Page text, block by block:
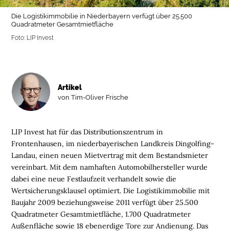
Die Logistikimmobilie in Niederbayern verfügt über 25.500
Quadratmeter Gesamtmietfläche
Foto: LIP Invest
LIP Invest hat für das Distributionszentrum in
Frontenhausen, im niederbayerischen Landkreis Dingolfing-
Landau, einen neuen Mietvertrag mit dem Bestandsmieter
vereinbart. Mit dem namhaften Automobilhersteller wurde
dabei eine neue Festlaufzeit verhandelt sowie die
Wertsicherungsklausel optimiert. Die Logistikimmobilie mit
Baujahr 2009 beziehungsweise 2011 verfügt über 25.500
Quadratmeter Gesamtmietfläche, 1.700 Quadratmeter
Außenfläche sowie 18 ebenerdige Tore zur Andienung. Das
Artikel
von Tim-Oliver Frische